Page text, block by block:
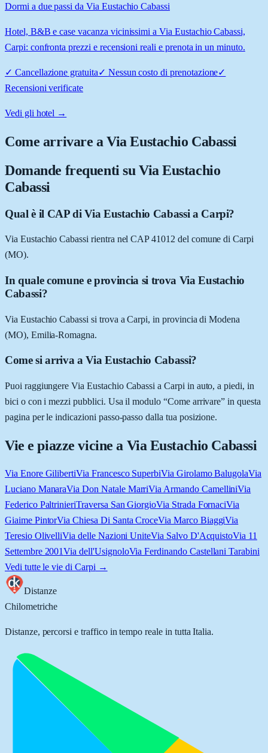
Dormi a due passi da Via Eustachio Cabassi
Hotel, B&B e case vacanza vicinissimi a Via Eustachio Cabassi,
Carpi: confronta prezzi e recensioni reali e prenota in un minuto.
✓ Cancellazione gratuita✓ Nessun costo di prenotazione✓
Recensioni verificate
Vedi gli hotel →
Come arrivare aVia Eustachio Cabassi
Domande frequenti su Via Eustachio
Cabassi
Qual è il CAP di Via Eustachio Cabassi a Carpi?
Via Eustachio Cabassi rientra nel CAP 41012 del comune di Carpi
(MO).
In quale comune e provincia si trova Via Eustachio
Cabassi?
Via Eustachio Cabassi si trova a Carpi, in provincia di Modena
(MO), Emilia-Romagna.
Come si arriva a Via Eustachio Cabassi?
Puoi raggiungere Via Eustachio Cabassi a Carpi in auto, a piedi, in
bici o con i mezzi pubblici. Usa il modulo “Come arrivare” in questa
pagina per le indicazioni passo-passo dalla tua posizione.
Vie e piazze vicine a Via Eustachio Cabassi
Via Enore GilibertiVia Francesco SuperbiVia Girolamo BalugolaVia
Luciano ManaraVia Don Natale MarriVia Armando CamelliniVia
Federico PaltrinieriTraversa San GiorgioVia Strada FornaciVia
Giaime PintorVia Chiesa Di Santa CroceVia Marco BiaggiVia
Teresio OlivelliVia delle Nazioni UniteVia Salvo D'AcquistoVia 11
Settembre 2001Via dell'UsignoloVia Ferdinando Castellani Tarabini
Vedi tutte le vie di Carpi →
Distanze
Chilometriche
Distanze, percorsi e traffico in tempo reale in tutta Italia.